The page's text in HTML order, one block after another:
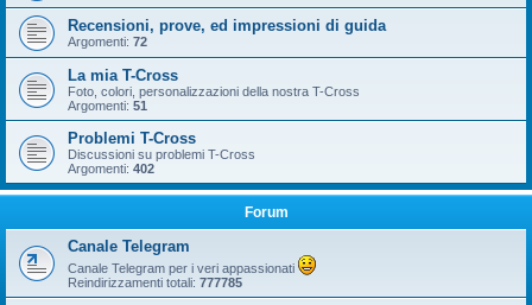
Recensioni, prove, ed impressioni di guida
Argomenti: 72
La mia T-Cross
Foto, colori, personalizzazioni della nostra T-Cross
Argomenti: 51
Problemi T-Cross
Discussioni su problemi T-Cross
Argomenti: 402
Forum
Canale Telegram
Canale Telegram per i veri appassionati
Reindirizzamenti totali: 777785